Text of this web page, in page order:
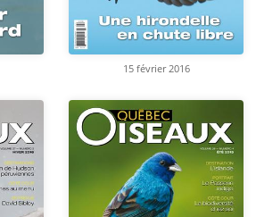
15 février 2016